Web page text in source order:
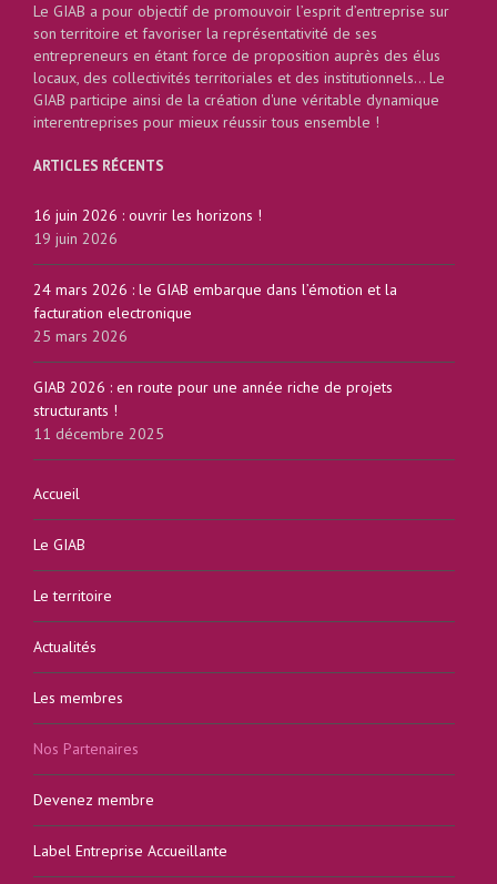
Le GIAB a pour objectif de promouvoir l’esprit d’entreprise sur
son territoire et favoriser la représentativité de ses
entrepreneurs en étant force de proposition auprès des élus
locaux, des collectivités territoriales et des institutionnels... Le
GIAB participe ainsi de la création d'une véritable dynamique
interentreprises pour mieux réussir tous ensemble !
ARTICLES RÉCENTS
16 juin 2026 : ouvrir les horizons !
19 juin 2026
24 mars 2026 : le GIAB embarque dans l’émotion et la
facturation electronique
25 mars 2026
GIAB 2026 : en route pour une année riche de projets
structurants !
11 décembre 2025
Accueil
Le GIAB
Le territoire
Actualités
Les membres
Nos Partenaires
Devenez membre
Label Entreprise Accueillante